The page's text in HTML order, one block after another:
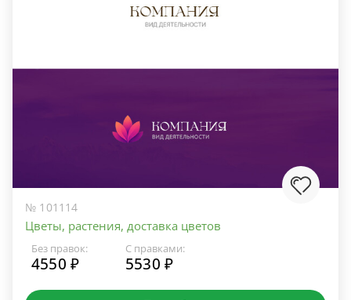
№ 101114
Цветы, растения, доставка цветов
Без правок:
4550 ₽
С правками:
5530 ₽